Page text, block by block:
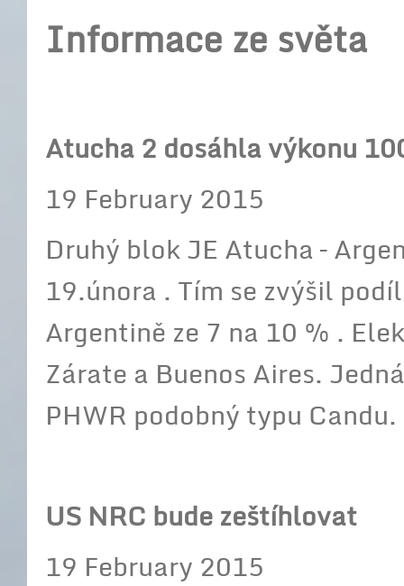
Informace ze světa
Atucha 2 dosáhla výkonu
19 February 2015
Druhý blok JE Atucha –
19.února . Tím se zvýšil
Argentině ze 7 na 10 % .
Zárate a Buenos Aires.
PHWR podobný typu Candu.
US NRC bude zeštíhlovat
19 February 2015